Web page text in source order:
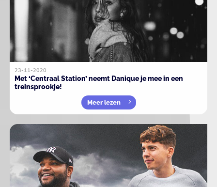
23-11-2020
Met ‘Centraal Station’ neemt Danique je mee in een
treinsprookje!
Meer lezen